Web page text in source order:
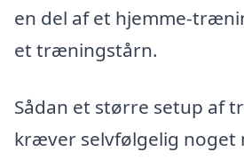
en del af et hjemme-
et træningstårn.
Sådan et større setup af
kræver selvfølgelig noget